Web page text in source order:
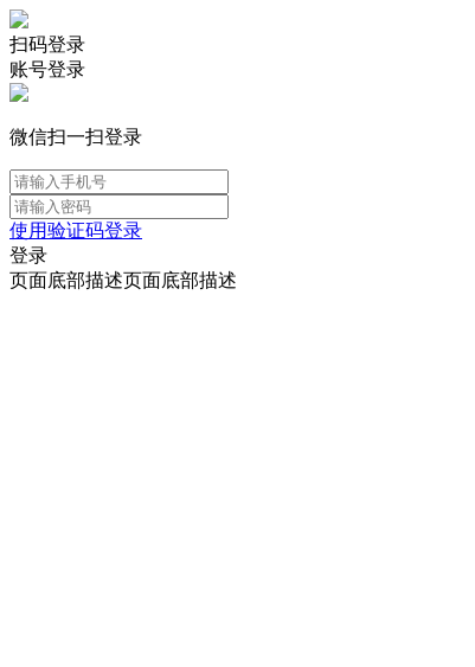
扫码登录
账号登录
微信扫一扫登录
使用验证码登录
登录
页面底部描述页面底部描述